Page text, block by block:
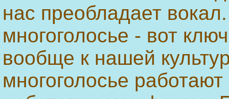
нас преобладает
многоголосье - вот
вообще к нашей
многоголосье